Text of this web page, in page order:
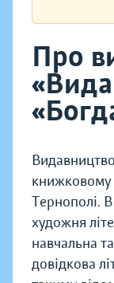
Про
книжковому
Тернополі.
художня
навчальна
довідкова